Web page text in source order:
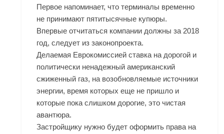
Первое напоминает, что терминалы временно
не принимают пятитысячные купюры.
Впервые отчитаться компании должны за 2018
год, следует из законопроекта.
Делаемая Еврокомиссией ставка на дорогой и
политически ненадежный американский
сжиженный газ, на возобновляемые источники
энергии, время которых еще не пришло и
которые пока слишком дорогие, это чистая
авантюра.
Застройщику нужно будет оформить права на